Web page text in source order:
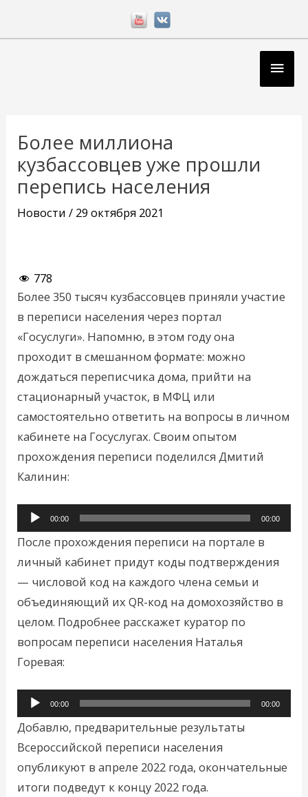
Более миллиона
кузбассовцев уже прошли
перепись населения
Новости / 29 октября 2021
778
Более 350 тысяч кузбассовцев приняли участие
в переписи населения через портал
«Госуслуги». Напомню, в этом году она
проходит в смешанном формате: можно
дождаться переписчика дома, прийти на
стационарный участок, в МФЦ или
самостоятельно ответить на вопросы в личном
кабинете на Госуслугах. Своим опытом
прохождения переписи поделился Дмитий
Калинин:
Аудиоплеер
00:00 00:00
После прохождения переписи на портале в
личный кабинет придут коды подтверждения
— числовой код на каждого члена семьи и
объединяющий их QR-код на домохозяйство в
целом. Подробнее расскажет куратор по
вопросам переписи населения Наталья
Горевая:
Аудиоплеер
00:00 00:00
Добавлю, предварительные результаты
Всероссийской переписи населения
опубликуют в апреле 2022 года, окончательные
итоги подведут к концу 2022 года.
записям